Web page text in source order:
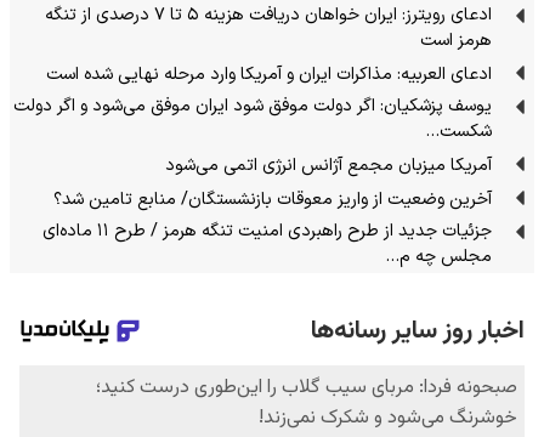
ادعای رویترز: ایران خواهان دریافت هزینه ۵ تا ۷ درصدی از تنگه
هرمز است
ادعای العربیه: مذاکرات ایران و آمریکا وارد مرحله نهایی شده است
یوسف پزشکیان: اگر دولت موفق شود ایران موفق می‌شود و اگر دولت
شکست…
آمریکا میزبان مجمع آژانس انرژی اتمی می‌شود
آخرین وضعیت از واریز معوقات بازنشستگان/ منابع تامین شد؟
جزئیات جدید از طرح راهبردی امنیت تنگه هرمز / طرح ۱۱ ماده‌ای
مجلس چه م…